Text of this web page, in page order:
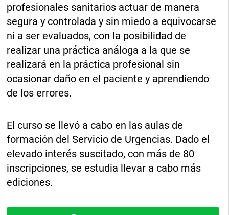
profesionales sanitarios actuar de manera
segura y controlada y sin miedo a equivocarse
ni a ser evaluados, con la posibilidad de
realizar una práctica análoga a la que se
realizará en la práctica profesional sin
ocasionar daño en el paciente y aprendiendo
de los errores.
El curso se llevó a cabo en las aulas de
formación del Servicio de Urgencias. Dado el
elevado interés suscitado, con más de 80
inscripciones, se estudia llevar a cabo más
ediciones.